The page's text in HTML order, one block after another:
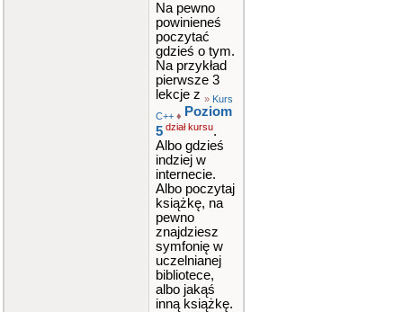
Na pewno
powinieneś
poczytać
gdzieś o tym.
Na przykład
pierwsze 3
lekcje z » Kurs
C++ ♦ Poziom
5 dział kursu.
Albo gdzieś
indziej w
internecie.
Albo poczytaj
książkę, na
pewno
znajdziesz
symfonię w
uczelnianej
bibliotece,
albo jakąś
inną książkę.